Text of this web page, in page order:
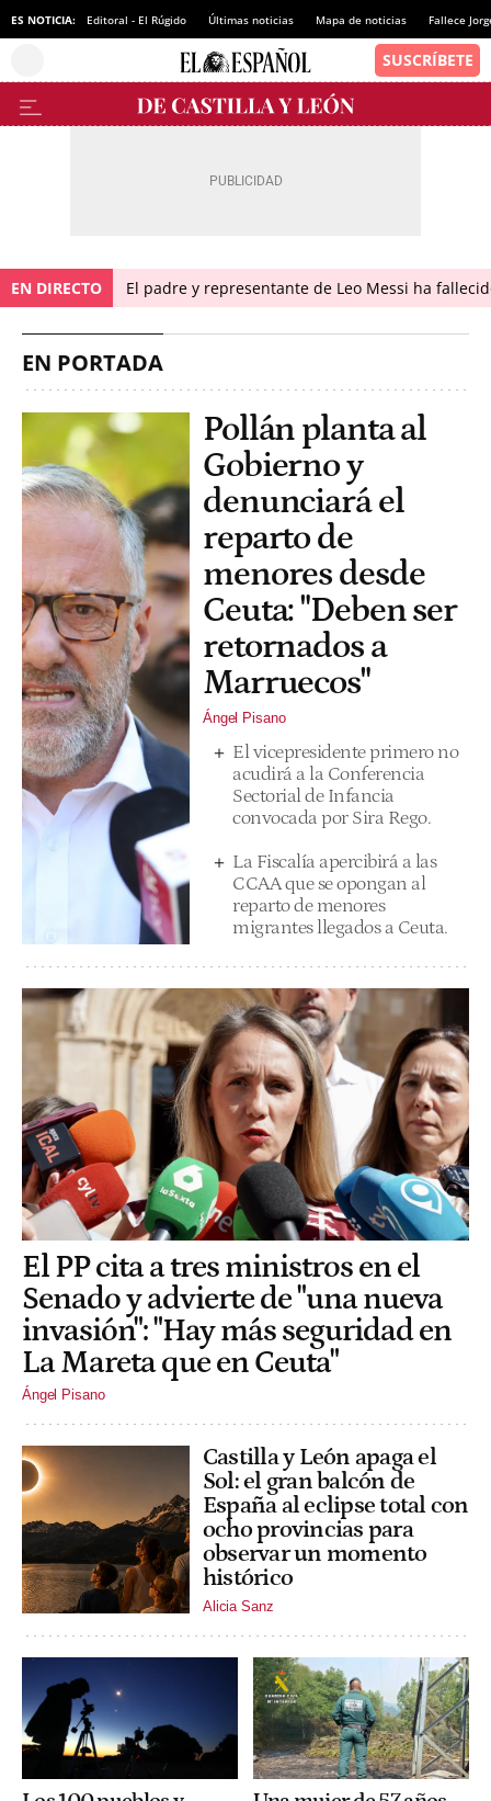
ES NOTICIA: Editoral - El Rúgido Últimas noticias Mapa de noticias Fallece
EN DIRECTO El padre y representante de Leo Messi ha
EN PORTADA
Pollán planta al
Gobierno y
denunciará el
reparto de
menores desde
Ceuta: "Deben ser
retornados a
Marruecos"
Ángel Pisano
El vicepresidente primero no
acudirá a la Conferencia
Sectorial de Infancia
convocada por Sira Rego.
La Fiscalía apercibirá a las
CCAA que se opongan al
reparto de menores
migrantes llegados a Ceuta.
El PP cita a tres ministros en el
Senado y advierte de "una nueva
invasión": "Hay más seguridad en
La Mareta que en Ceuta"
Ángel Pisano
Castilla y León apaga el
Sol: el gran balcón de
España al eclipse total con
ocho provincias para
observar un momento
histórico
Alicia Sanz